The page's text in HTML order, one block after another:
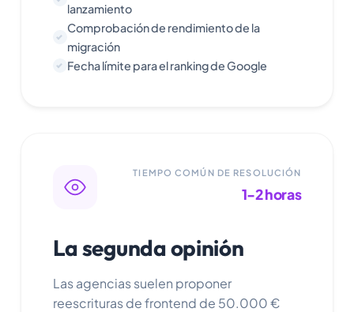
lanzamiento
Comprobación de rendimiento de la
migración
Fecha límite para el ranking de Google
TIEMPO COMÚN DE RESOLUCIÓN
1-2 horas
La segunda opinión
Las agencias suelen proponer
reescrituras de frontend de 50.000 €